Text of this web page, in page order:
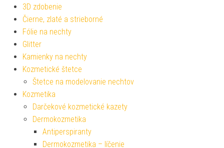
3D zdobenie
Čierne, zlaté a strieborné
Fólie na nechty
Glitter
Kamienky na nechty
Kozmetické štetce
Štetce na modelovanie nechtov
Kozmetika
Darčekové kozmetické kazety
Dermokozmetika
Antiperspiranty
Dermokozmetika – líčenie